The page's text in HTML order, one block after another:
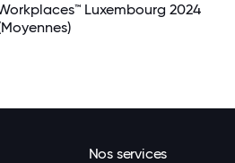
Luxembourg 2024
Nos services